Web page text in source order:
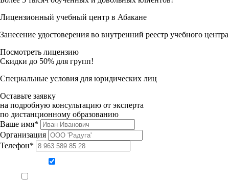
Лицензионный учебный центр в Абакане
Занесение удостоверения во внутренний реестр учебного центра
Посмотреть лицензию
Скидки до 50% для групп!
Специальные условия для юридических лиц
Оставьте заявку
на подробную консультацию от эксперта
по дистанционному образованию
Ваше имя*
Организация
Телефон*